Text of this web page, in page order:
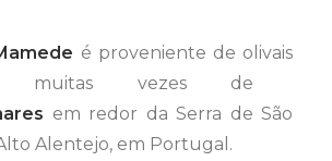
é proveniente de olivais
muitas vezes de
em redor da Serra de São
Alentejo, em Portugal.